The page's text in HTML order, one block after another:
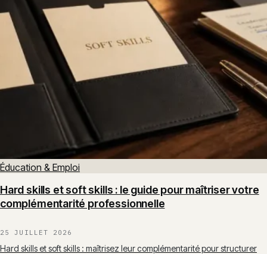
Éducation & Emploi
Hard skills et soft skills : le guide pour maîtriser votre
complémentarité professionnelle
25 JUILLET 2026
Hard skills et soft skills : maîtrisez leur complémentarité pour structurer